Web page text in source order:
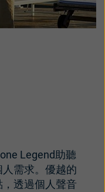
Legend助聽
需求。優越的
透過個人聲音